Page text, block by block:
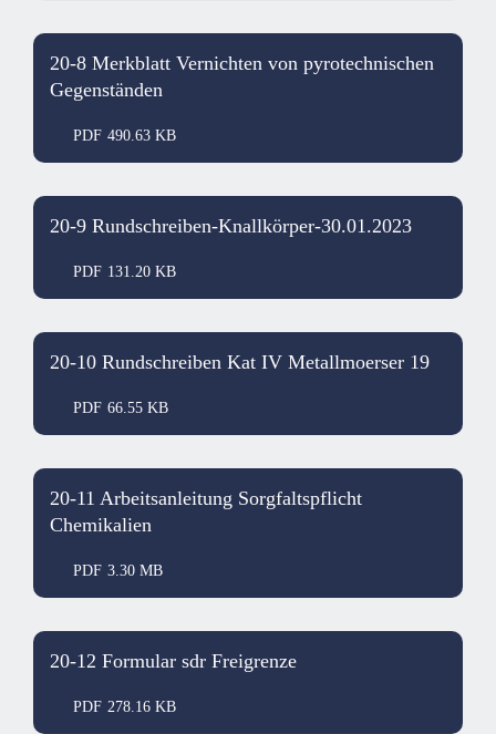
20-8 Merkblatt Vernichten von pyrotechnischen
Gegenständen
PDF 490.63 KB
20-9 Rundschreiben-Knallkörper-30.01.2023
PDF 131.20 KB
20-10 Rundschreiben Kat IV Metallmoerser 19
PDF 66.55 KB
20-11 Arbeitsanleitung Sorgfaltspflicht
Chemikalien
PDF 3.30 MB
20-12 Formular sdr Freigrenze
PDF 278.16 KB